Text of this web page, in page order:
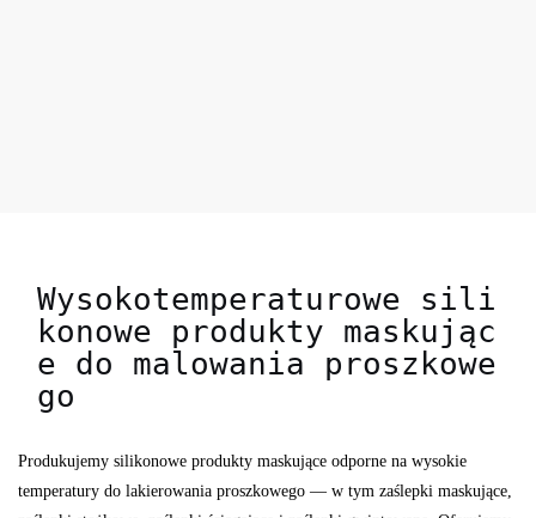
Wysokotemperaturowe sili
konowe produkty maskując
e do malowania proszkowe
go
Produkujemy silikonowe produkty maskujące odporne na wysokie
temperatury do lakierowania proszkowego — w tym zaślepki maskujące,